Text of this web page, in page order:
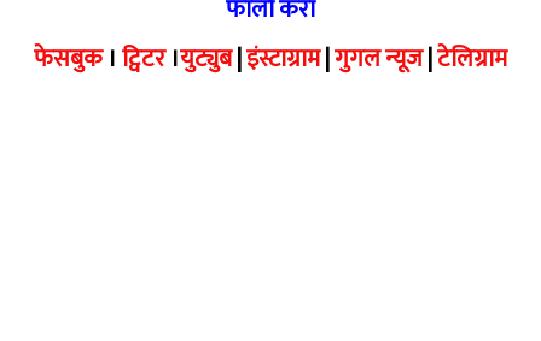
फॉलो करा
फेसबुक।ट्विटर।युट्युब|इंस्टाग्राम|गुगल न्यूज|टेलिग्राम